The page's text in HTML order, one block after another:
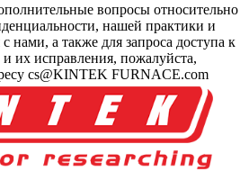
вопросы относительно
нашей практики и
нами, а также для запроса доступа к
исправления, пожалуйста,
cs@KINTEK FURNACE.com